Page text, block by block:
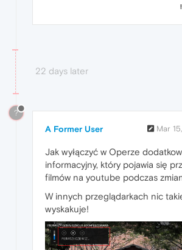
22 days later
?
A Former User Mar
Jak wyłączyć w Operze
informacyjny, który pojawia się
filmów na youtube podczas
W innych przeglądarkach nic
wyskakuje!